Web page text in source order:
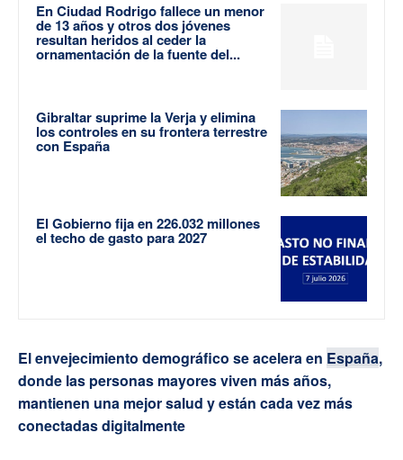
En Ciudad Rodrigo fallece un menor
de 13 años y otros dos jóvenes
resultan heridos al ceder la
ornamentación de la fuente del...
Gibraltar suprime la Verja y elimina
los controles en su frontera terrestre
con España
El Gobierno fija en 226.032 millones
el techo de gasto para 2027
El envejecimiento demográfico se acelera en España,
donde las personas mayores viven más años,
mantienen una mejor salud y están cada vez más
conectadas digitalmente